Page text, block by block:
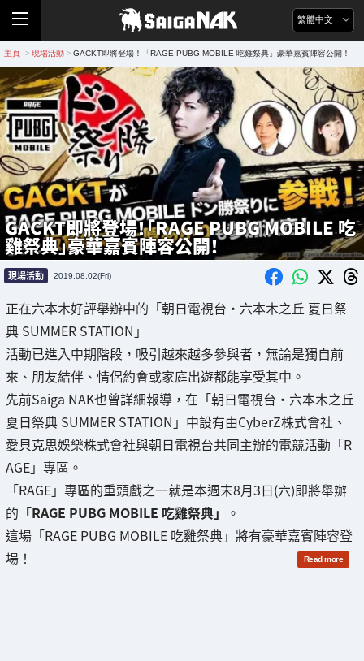
繁體中文
主頁 > 現場活動 > GACKT即將登場！「RAGE PUBG MOBILE 吃雞祭典」豪華嘉賓陣容公開！
GACKT即將登場！「RAGE PUBG MOBILE 吃
雞祭典」豪華嘉賓陣容公開！
現場活動 2019.08.02(Fri)
正在六本木好評舉辦中的「朝日電視台・六本木之丘 夏日祭
典 SUMMER STATION」
活動已進入中期階段，吸引越來越多參與者，無論是獨自前
來、朋友結伴、情侶約會或家庭出遊都能享受其中。
先前Saiga NAK也曾詳細報導，在「朝日電視台・六本木之丘
夏日祭典 SUMMER STATION」中設有由CyberZ株式會社、
愛貝克思娛樂株式會社與朝日電視台共同主辦的電競活動「R
AGE」專區。
「RAGE」專區的重頭戲之一就是本週末8月3日(六)即將舉辦
的 「RAGE PUBG MOBILE 吃雞祭典」
。
這場「RAGE PUBG MOBILE 吃雞祭典」將有豪華嘉賓陣容登
場！